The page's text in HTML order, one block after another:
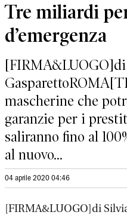
Tre miliardi
d’emergenza
mascherine che
garanzie per i
saliranno fino al
al nuovo...
04 aprile 2020 04:46
[FIRMA&LUOGO]di